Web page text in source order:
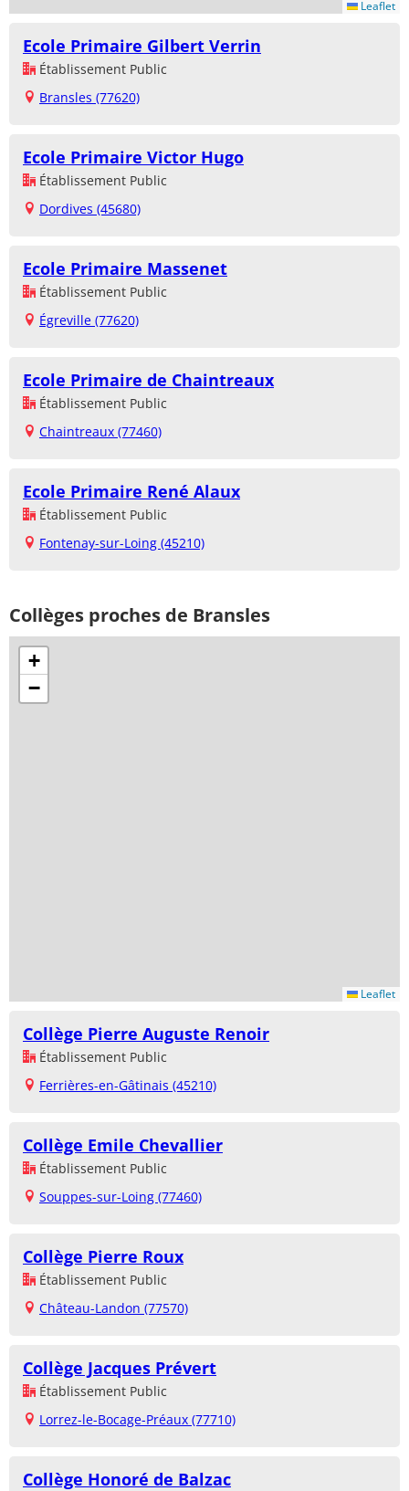
Leaflet
Ecole Primaire Gilbert Verrin
Établissement Public
Bransles (77620)
Ecole Primaire Victor Hugo
Établissement Public
Dordives (45680)
Ecole Primaire Massenet
Établissement Public
Égreville (77620)
Ecole Primaire de Chaintreaux
Établissement Public
Chaintreaux (77460)
Ecole Primaire René Alaux
Établissement Public
Fontenay-sur-Loing (45210)
Collèges proches de Bransles
+
−
Leaflet
Collège Pierre Auguste Renoir
Établissement Public
Ferrières-en-Gâtinais (45210)
Collège Emile Chevallier
Établissement Public
Souppes-sur-Loing (77460)
Collège Pierre Roux
Établissement Public
Château-Landon (77570)
Collège Jacques Prévert
Établissement Public
Lorrez-le-Bocage-Préaux (77710)
Collège Honoré de Balzac